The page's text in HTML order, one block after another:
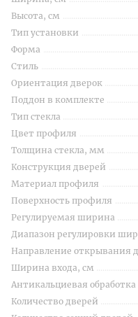
Высота, см
Тип установки
Форма
Стиль
Ориентация дверок
Поддон в комплекте
Тип стекла
Цвет профиля
Толщина стекла, мм
Конструкция дверей
Материал профиля
Поверхность профиля
Регулируемая ширина
Диапазон регулировки
Направление открывания
Ширина входа, см
Антикальциевая обработка
Количество дверей